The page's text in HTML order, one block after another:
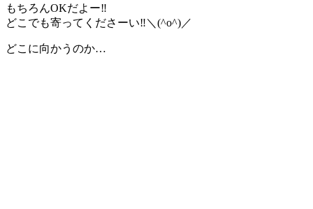
もちろんOKだよー‼︎
どこでも寄ってくださーい‼︎＼(^o^)／
どこに向かうのか…